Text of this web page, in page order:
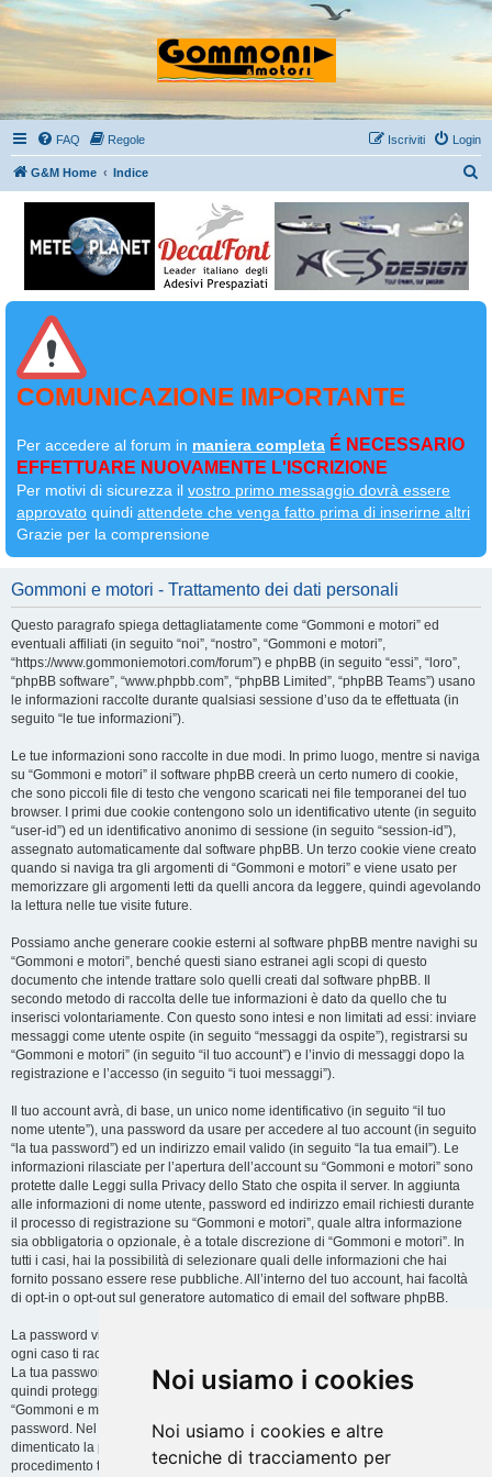
Noi usiamo i cookies
Noi usiamo i cookies e altre
tecniche di tracciamento per
FAQ Regole Login
Iscriviti
G&M Home Indice
COMUNICAZIONE IMPORTANTE
Per accedere al forum in maniera completa É NECESSARIO
EFFETTUARE NUOVAMENTE L'ISCRIZIONE
Per motivi di sicurezza il vostro primo messaggio dovrà essere
approvato quindi attendete che venga fatto prima di inserirne altri
Grazie per la comprensione
Gommoni e motori - Trattamento dei dati personali
Questo paragrafo spiega dettagliatamente come “Gommoni e motori” ed
eventuali affiliati (in seguito “noi”, “nostro”, “Gommoni e motori”,
“https://www.gommoniemotori.com/forum”) e phpBB (in seguito “essi”, “loro”,
“phpBB software”, “www.phpbb.com”, “phpBB Limited”, “phpBB Teams”) usano
le informazioni raccolte durante qualsiasi sessione d’uso da te effettuata (in
seguito “le tue informazioni”).
Le tue informazioni sono raccolte in due modi. In primo luogo, mentre si naviga
su “Gommoni e motori” il software phpBB creerà un certo numero di cookie,
che sono piccoli file di testo che vengono scaricati nei file temporanei del tuo
browser. I primi due cookie contengono solo un identificativo utente (in seguito
“user-id”) ed un identificativo anonimo di sessione (in seguito “session-id”),
assegnato automaticamente dal software phpBB. Un terzo cookie viene creato
quando si naviga tra gli argomenti di “Gommoni e motori” e viene usato per
memorizzare gli argomenti letti da quelli ancora da leggere, quindi agevolando
la lettura nelle tue visite future.
Possiamo anche generare cookie esterni al software phpBB mentre navighi su
“Gommoni e motori”, benché questi siano estranei agli scopi di questo
documento che intende trattare solo quelli creati dal software phpBB. Il
secondo metodo di raccolta delle tue informazioni è dato da quello che tu
inserisci volontariamente. Con questo sono intesi e non limitati ad essi: inviare
messaggi come utente ospite (in seguito “messaggi da ospite”), registrarsi su
“Gommoni e motori” (in seguito “il tuo account”) e l’invio di messaggi dopo la
registrazione e l’accesso (in seguito “i tuoi messaggi”).
Il tuo account avrà, di base, un unico nome identificativo (in seguito “il tuo
nome utente”), una password da usare per accedere al tuo account (in seguito
“la tua password”) ed un indirizzo email valido (in seguito “la tua email”). Le
informazioni rilasciate per l’apertura dell’account su “Gommoni e motori” sono
protette dalle Leggi sulla Privacy dello Stato che ospita il server. In aggiunta
alle informazioni di nome utente, password ed indirizzo email richiesti durante
il processo di registrazione su “Gommoni e motori”, quale altra informazione
sia obbligatoria o opzionale, è a totale discrezione di “Gommoni e motori”. In
tutti i casi, hai la possibilità di selezionare quali delle informazioni che hai
fornito possano essere rese pubbliche. All’interno del tuo account, hai facoltà
di opt-in o opt-out sul generatore automatico di email del software phpBB.
La password viene criptata (hash unidirezionale) per motivi di sicurezza. In
ogni caso ti raccomandiamo di non utilizzare la stessa password in troppi siti.
La tua password è il metodo di accesso al tuo account su “Gommoni e motori”,
quindi proteggila attentamente. Ricorda che in nessuna circostanza affiliati di
“Gommoni e motori”, phpBB o terzi possono legittimamente richiedere la tua
password. Nel caso dimenticassi la tua password, puoi utilizzare l’opzione “Ho
dimenticato la password” prevista dal software phpBB. Durante questo
procedimento ti verrà richiesto il tuo nome utente ed indirizzo email, in modo